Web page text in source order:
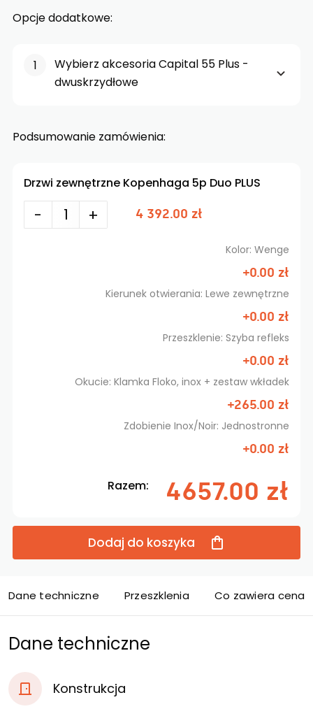
Opcje dodatkowe:
Wybierz akcesoria Capital 55 Plus -
dwuskrzydłowe
Podsumowanie zamówienia:
Drzwi zewnętrzne Kopenhaga 5p Duo PLUS
- + 4 392.00 zł
Kolor: Wenge
+0.00 zł
Kierunek otwierania: Lewe zewnętrzne
+0.00 zł
Przeszklenie: Szyba refleks
+0.00 zł
Okucie: Klamka Floko, inox + zestaw wkładek
+265.00 zł
Zdobienie Inox/Noir: Jednostronne
+0.00 zł
Razem: 4657.00 zł
Dodaj do koszyka
Dane techniczne Przeszklenia Co zawiera cena
Dane techniczne
Konstrukcja